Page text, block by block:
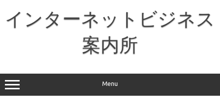
インターネットビジネス
案内所
Menu